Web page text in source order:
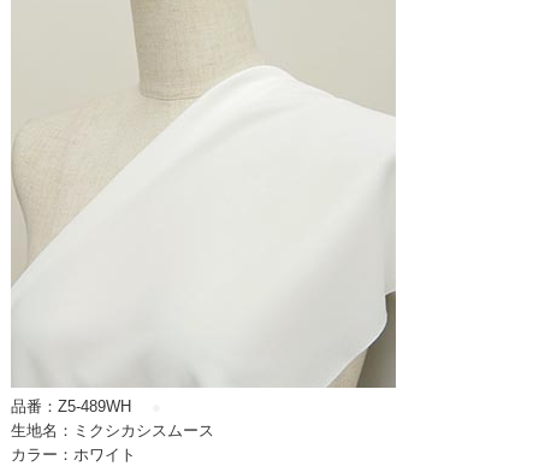
品番：Z5-489WH
生地名：ミクシカシスムース
カラー：ホワイト